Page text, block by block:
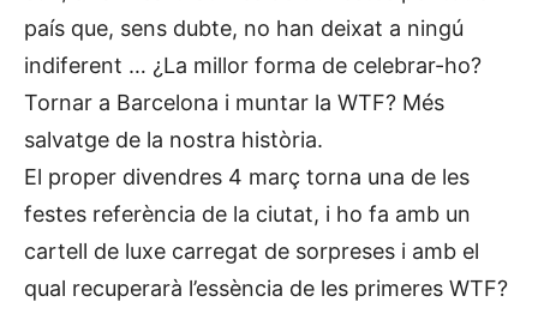
país que, sens dubte, no han deixat a ningú
indiferent … ¿La millor forma de celebrar-ho?
Tornar a Barcelona i muntar la WTF? Més
salvatge de la nostra història.
El proper divendres 4 març torna una de les
festes referència de la ciutat, i ho fa amb un
cartell de luxe carregat de sorpreses i amb el
qual recuperarà l’essència de les primeres WTF?